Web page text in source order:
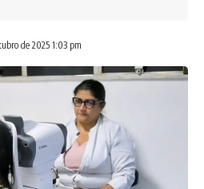
de 2025 1:03 pm